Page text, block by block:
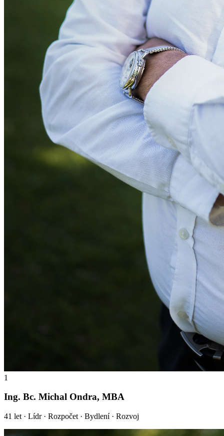
1
Ing. Bc. Michal Ondra, MBA
41 let · Lídr · Rozpočet · Bydlení · Rozvoj